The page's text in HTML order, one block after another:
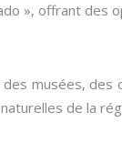
», offrant
musées,
de la